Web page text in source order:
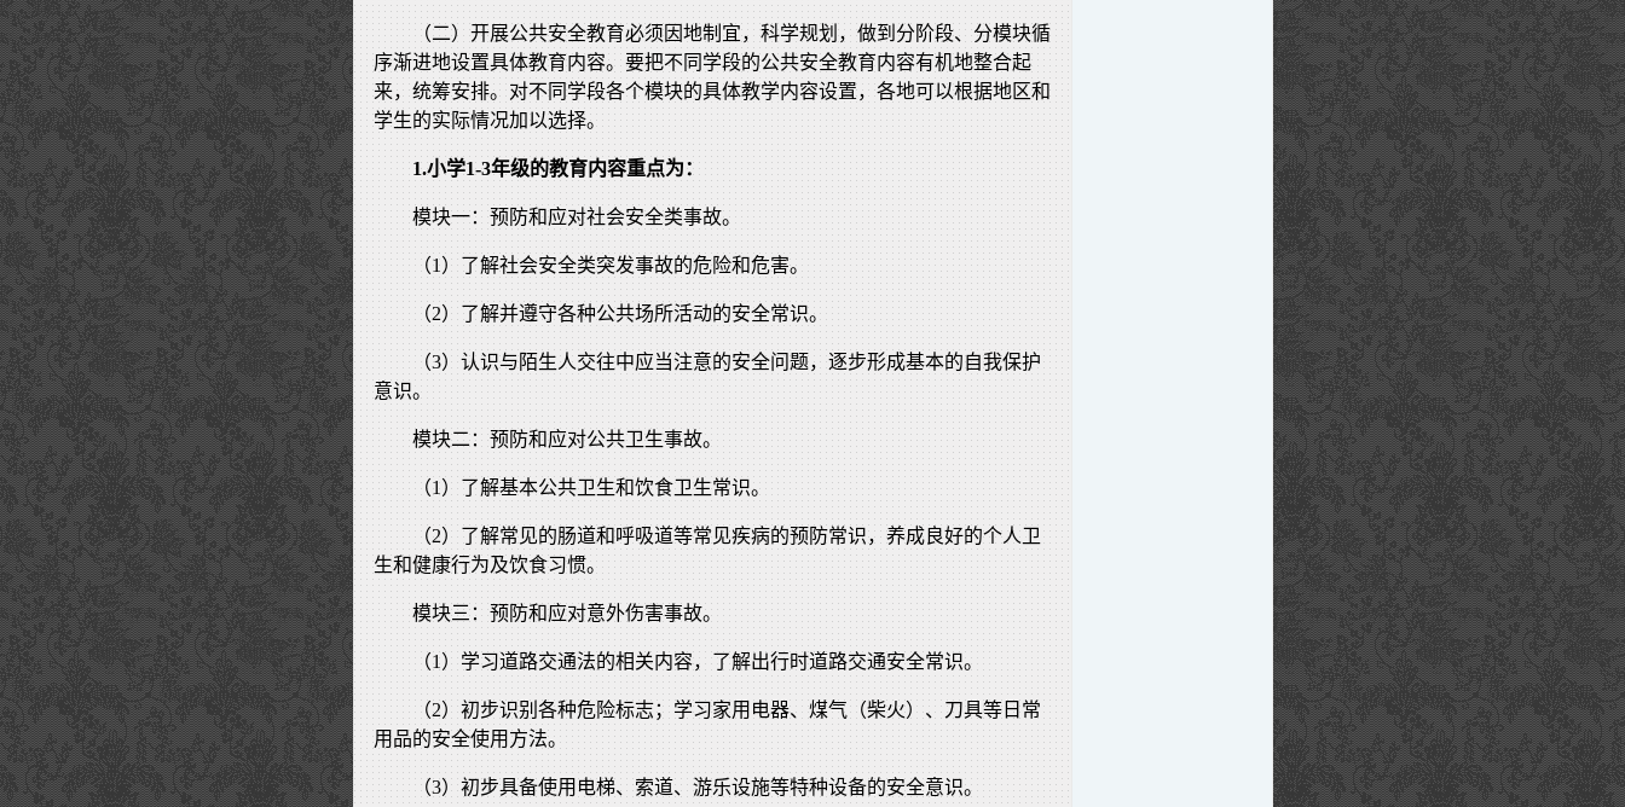
（二）开展公共安全教育必须因地制宜，科学规划，做到分阶段、分模块循
序渐进地设置具体教育内容。要把不同学段的公共安全教育内容有机地整合起
来，统筹安排。对不同学段各个模块的具体教学内容设置，各地可以根据地区和
学生的实际情况加以选择。
1.小学1-3年级的教育内容重点为：
模块一：预防和应对社会安全类事故。
（1）了解社会安全类突发事故的危险和危害。
（2）了解并遵守各种公共场所活动的安全常识。
（3）认识与陌生人交往中应当注意的安全问题，逐步形成基本的自我保护
意识。
模块二：预防和应对公共卫生事故。
（1）了解基本公共卫生和饮食卫生常识。
（2）了解常见的肠道和呼吸道等常见疾病的预防常识，养成良好的个人卫
生和健康行为及饮食习惯。
模块三：预防和应对意外伤害事故。
（1）学习道路交通法的相关内容，了解出行时道路交通安全常识。
（2）初步识别各种危险标志；学习家用电器、煤气（柴火）、刀具等日常
用品的安全使用方法。
（3）初步具备使用电梯、索道、游乐设施等特种设备的安全意识。